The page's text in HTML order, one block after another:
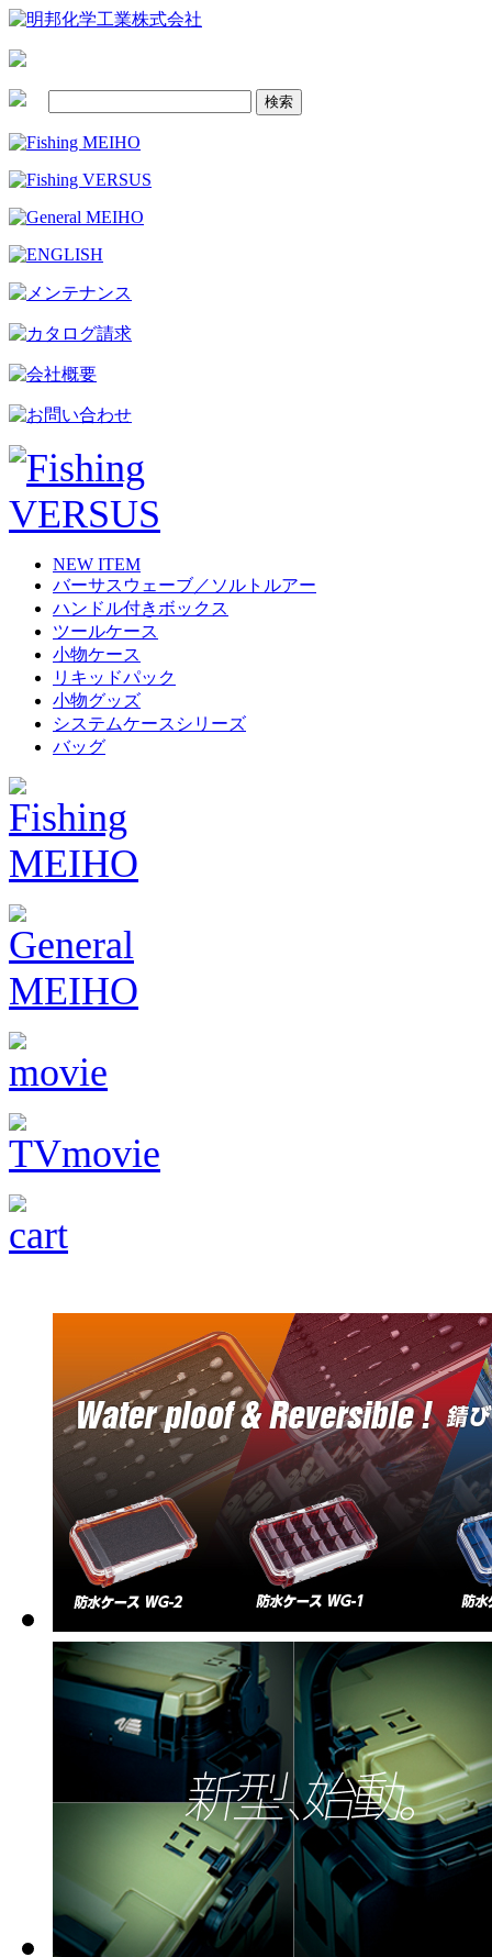
NEW ITEM
バーサスウェーブ／ソルトルアー
ハンドル付きボックス
ツールケース
小物ケース
リキッドパック
小物グッズ
システムケースシリーズ
バッグ